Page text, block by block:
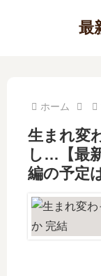
最
ホーム
生まれ変
し…【最
編の予定